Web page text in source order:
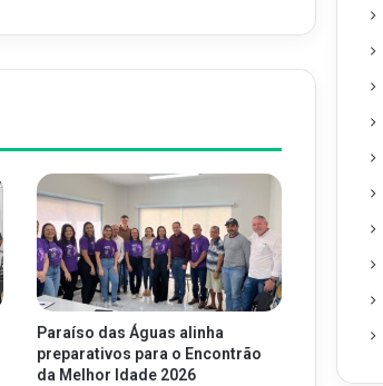
Paraíso das Águas alinha
preparativos para o Encontrão
da Melhor Idade 2026